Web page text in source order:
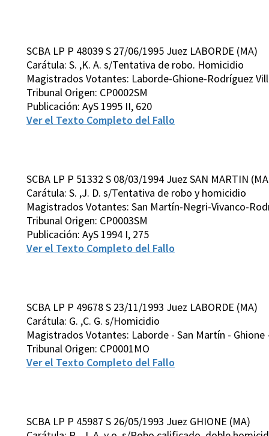
SCBA LP P 48039 S 27/06/1995 Juez LABORDE (MA)
Carátula: S. ,K. A. s/Tentativa de robo. Homicidio
Magistrados Votantes: Laborde-Ghione-Rodríguez
Tribunal Origen: CP0002SM
Publicación: AyS 1995 II, 620
Ver el Texto Completo del Fallo
SCBA LP P 51332 S 08/03/1994 Juez SAN MARTIN
Carátula: S. ,J. D. s/Tentativa de robo y homicidio
Magistrados Votantes: San Martín-Negri-Vivanco-
Tribunal Origen: CP0003SM
Publicación: AyS 1994 I, 275
Ver el Texto Completo del Fallo
SCBA LP P 49678 S 23/11/1993 Juez LABORDE (MA)
Carátula: G. ,C. G. s/Homicidio
Magistrados Votantes: Laborde - San Martín -
Tribunal Origen: CP0001MO
Ver el Texto Completo del Fallo
SCBA LP P 45987 S 26/05/1993 Juez GHIONE (MA)